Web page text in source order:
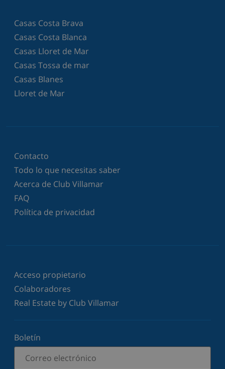
Casas Costa Brava
Casas Costa Blanca
Casas Lloret de Mar
Casas Tossa de mar
Casas Blanes
Lloret de Mar
Contacto
Todo lo que necesitas saber
Acerca de Club Villamar
FAQ
Política de privacidad
Acceso propietario
Colaboradores
Real Estate by Club Villamar
Boletín